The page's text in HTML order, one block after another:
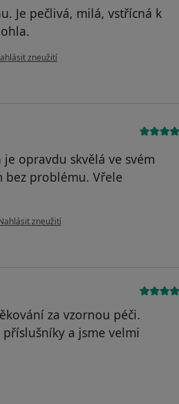
Je pečlivá, milá, vstřícná k
názoru uživatele M.O.
zneužití
opravdu skvělá ve svém
problému. Vřele
názoru uživatele Magdalena Volková
zneužití
za vzornou péči.
a jsme velmi